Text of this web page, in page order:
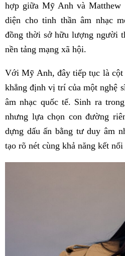
hợp giữa Mỹ Anh và
diện cho tinh thần âm nhạc
đồng thời sở hữu lượng người
nền tảng mạng xã hội.
Với Mỹ Anh, đây tiếp tục là
khẳng định vị trí của một nghệ
âm nhạc quốc tế. Sinh ra
nhưng lựa chọn con đường
dựng dấu ấn bằng tư duy âm
tạo rõ nét cùng khả năng kết